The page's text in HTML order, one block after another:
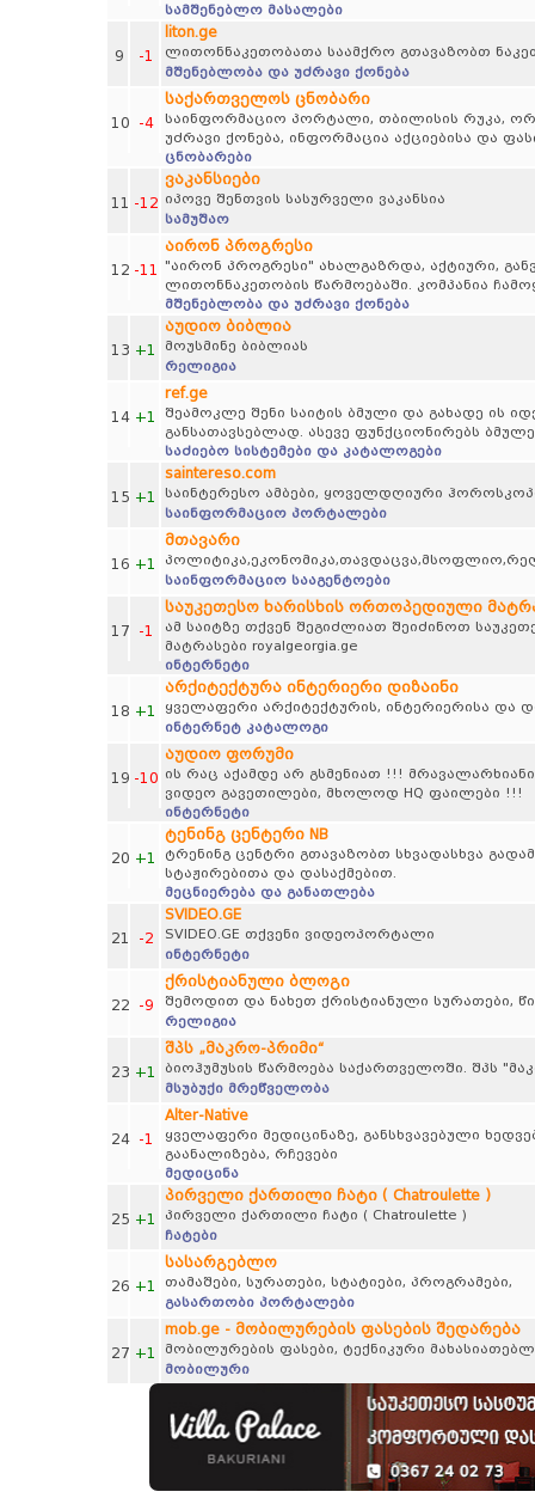
სამშენებლო მასალები
9 -1
liton.ge
ლითონნაკეთობათა საამქრო გთავაზობთ
მშენებლობა და უძრავი ქონება
10 -4
საქართველოს ცნობარი
საინფორმაციო პორტალი, თბილისის რუკა,
უძრავი ქონება, ინფორმაცია აქციებისა და
ცნობარები
11 -12
ვაკანსიები
იპოვე შენთვის სასურველი ვაკანსია
სამუშაო
12 -11
აირონ პროგრესი
"აირონ პროგრესი" ახალგაზრდა, აქტიური,
ლითონნაკეთობის წარმოებაში. კომპანია
მშენებლობა და უძრავი ქონება
13 +1
აუდიო ბიბლია
მოუსმინე ბიბლიას
რელიგია
14 +1
ref.ge
შეამოკლე შენი საიტის ბმული და გახადე ის
განსათავსებლად. ასევე ფუნქციონირებს
საძიებო სისტემები და კატალოგები
15 +1
saintereso.com
საინტერესო ამბები, ყოველდღიური
საინფორმაციო პორტალები
16 +1
მთავარი
საინფორმაციო სააგენტოები
17 -1
საუკეთესო ხარისხის ორთოპედიული
ამ საიტზე თქვენ შეგიძლიათ შეიძინოთ
მატრასები royalgeorgia.ge
ინტერნეტი
18 +1
არქიტექტურა ინტერიერი დიზაინი
ყველაფერი არქიტექტურის, ინტერიერისა და
ინტერნეტ კატალოგი
19 -10
აუდიო ფორუმი
ის რაც აქამდე არ გსმენიათ !!! მრავალარხიანი
ვიდეო გავეთილები, მხოლოდ HQ ფაილები !!!
ინტერნეტი
20 +1
ტენინგ ცენტერი NB
ტრენინგ ცენტრი გთავაზობთ სხვადასხვა
სტაჟირებითა და დასაქმებით.
მეცნიერება და განათლება
21 -2
SVIDEO.GE
SVIDEO.GE თქვენი ვიდეოპორტალი
ინტერნეტი
22 -9
ქრისტიანული ბლოგი
შემოდით და ნახეთ ქრისტიანული სურათები,
რელიგია
23 +1
შპს „მაკრო-პრიმი“
ბიოჰუმუსის წარმოება საქართველოში. შპს
მსუბუქი მრეწველობა
24 -1
Alter-Native
ყველაფერი მედიცინაზე, განსხვავებული
გაანალიზება, რჩევები
მედიცინა
25 +1
პირველი ქართილი ჩატი ( Chatroulette )
პირველი ქართილი ჩატი ( Chatroulette )
ჩატები
26 +1
სასარგებლო
თამაშები, სურათები, სტატიები, პროგრამები,
გასართობი პორტალები
27 +1
mob.ge - მობილურების ფასების შედარება
მობილურების ფასები, ტექნიკური
მობილური